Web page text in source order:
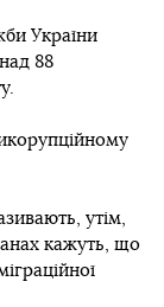
України
88
утім,
кажуть, що